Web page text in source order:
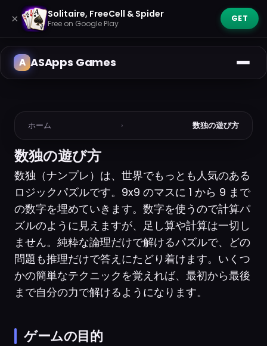
× Solitaire, FreeCell & Spider
Free on Google Play GET
ASApps Games
ホーム › 数独の遊び方
数独の遊び方
数独（ナンプレ）は、世界でもっとも人気のある
ロジックパズルです。9x9 のマスに 1 から 9 まで
の数字を埋めていきます。数字を使うので計算パ
ズルのように見えますが、足し算や計算は一切し
ません。純粋な論理だけで解けるパズルで、どの
問題も推理だけで答えにたどり着けます。いくつ
かの簡単なテクニックを覚えれば、最初から最後
まで自分の力で解けるようになります。
ゲームの目的